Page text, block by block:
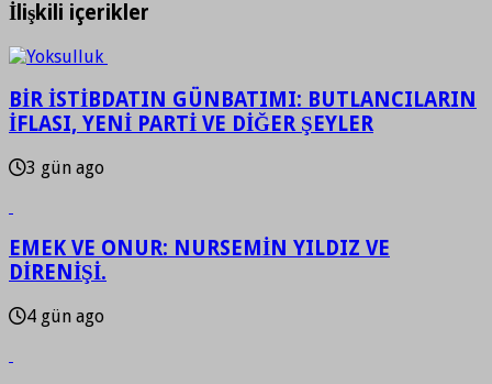
İlişkili içerikler
BİR İSTİBDATIN GÜNBATIMI: BUTLANCILARIN
İFLASI, YENİ PARTİ VE DİĞER ŞEYLER
3 gün ago
EMEK VE ONUR: NURSEMİN YILDIZ VE
DİRENİŞİ.
4 gün ago